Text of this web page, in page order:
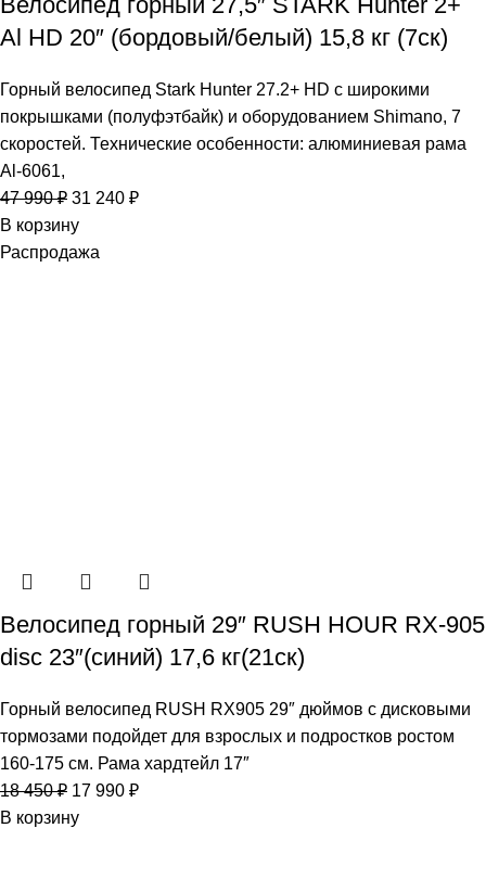
Al HD 20″ (бордовый/белый) 15,8 кг (7ск)
Горный велосипед Stark Hunter 27.2+ HD с широкими
покрышками (полуфэтбайк) и оборудованием Shimano, 7
скоростей. Технические особенности: алюминиевая рама
Al-6061,
47 990₽ 31 240 ₽
В корзину
Распродажа
Велосипед горный 29″ RUSH HOUR RX-905
disc 23″(синий) 17,6 кг(21ск)
Горный велосипед RUSH RX905 29″ дюймов с дисковыми
тормозами подойдет для взрослых и подростков ростом
160-175 см. Рама хардтейл 17″
18 450₽ 17 990 ₽
В корзину